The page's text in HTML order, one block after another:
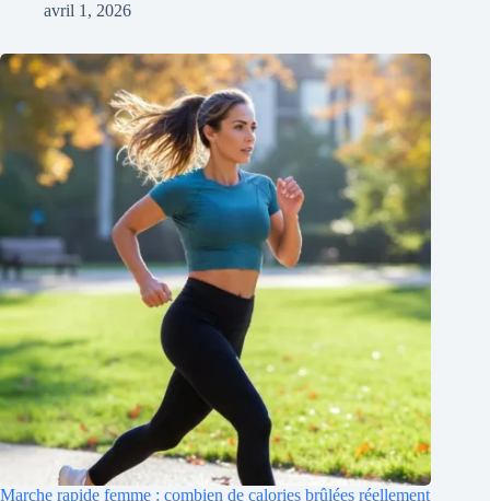
avril 1, 2026
Marche rapide femme : combien de calories brûlées réellement